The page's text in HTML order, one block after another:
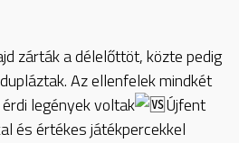
zárták a délelőttöt, közte pedig
Az ellenfelek mindkét
legények voltak
Újfent
és értékes játékpercekkel